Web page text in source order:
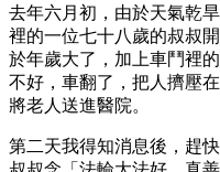
去年六月初，由於天氣乾
裡的一位七十八歲的叔叔
於年歲大了，加上車鬥裡
不好，車翻了，把人擠壓
將老人送進醫院。
第二天我得知消息後，趕